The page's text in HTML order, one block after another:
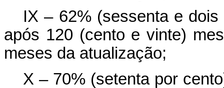
IX – 62% (sessenta e
após 120 (cento e vinte)
meses da atualização;
X – 70% (setenta por